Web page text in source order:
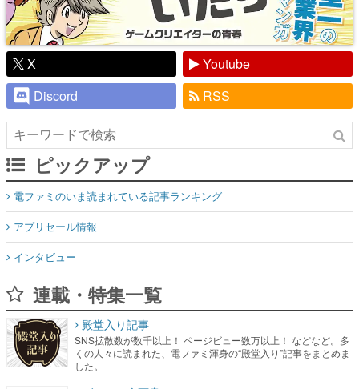
X
Youtube
Discord
RSS
ピックアップ
電ファミのいま読まれている記事ランキング
アプリセール情報
インタビュー
連載・特集一覧
殿堂入り記事
SNS拡散数が数千以上！ ページビュー数万以上！ などなど。多
くの人々に読まれた、電ファミ渾身の“殿堂入り”記事をまとめま
した。